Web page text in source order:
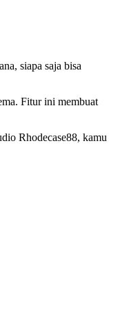
siapa saja bisa
Fitur ini membuat
Rhodecase88, kamu